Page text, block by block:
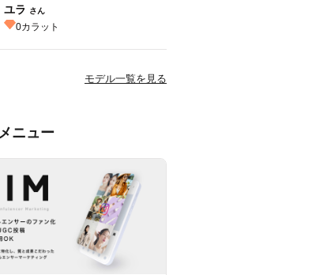
ユラ さん
0カラット
モデル一覧を見る
ニュー